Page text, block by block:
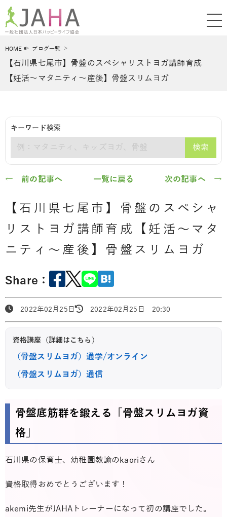
HOME ブログ一覧
【石川県七尾市】骨盤のスペシャリストヨガ講師育成
【妊活～マタニティ～産後】骨盤スリムヨガ
キーワード検索
検索
← 前の記事へ 一覧に戻る 次の記事へ →
【石川県七尾市】骨盤のスペシャ
リストヨガ講師育成【妊活～マタ
ニティ～産後】骨盤スリムヨガ
Share：
2022年02月25日 2022年02月25日 20:30
資格講座（詳細はこちら）
（骨盤スリムヨガ）通学/オンライン
（骨盤スリムヨガ）通信
骨盤底筋群を鍛える「骨盤スリムヨガ資
格」
石川県の保育士、幼稚園教諭のkaoriさん
資格取得おめでとうございます！
akemi先生がJAHAトレーナーになって初の講座でした。